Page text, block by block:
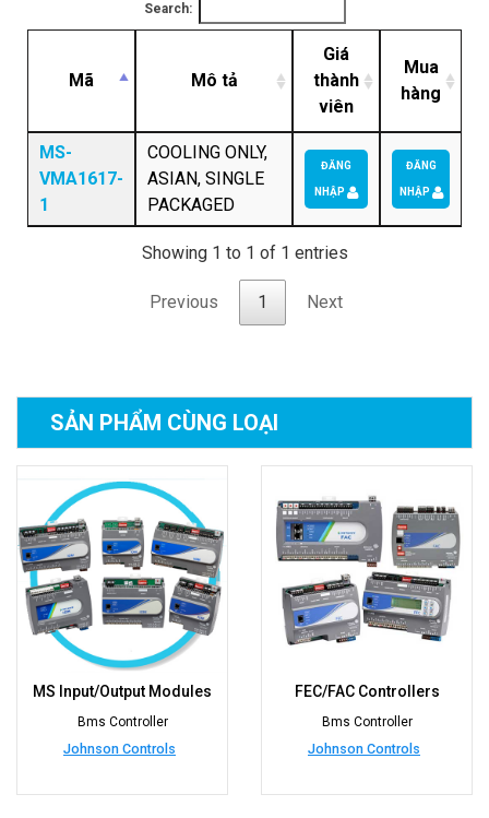
Search:
Mã Mô tả
Giá
thành
viên
Mua
hàng
MS-
VMA1617-
1
COOLING ONLY,
ASIAN, SINGLE
PACKAGED
ĐĂNG
NHẬP
ĐĂNG
NHẬP
Showing 1 to 1 of 1 entries
Previous 1 Next
SẢN PHẨM CÙNG LOẠI
FEC/FAC Controllers
Bms Controller
Johnson Controls
Delta Controls FCU
Bms Controller